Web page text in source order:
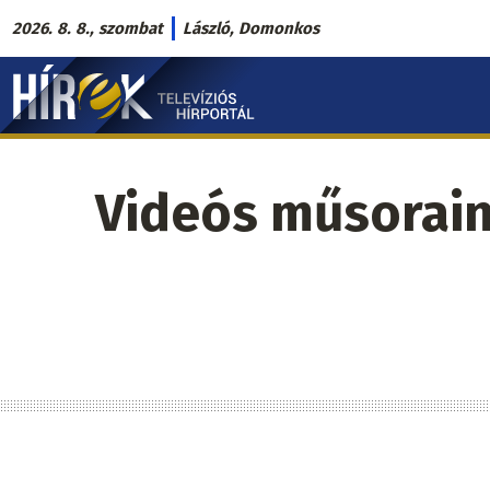
Ugrás
a
tartalomra
2026. 8. 8., szombat László, Domonkos
Hírek.sk
fő
navigáció
Videós